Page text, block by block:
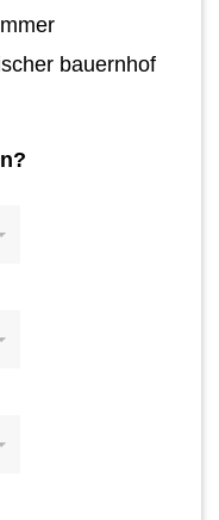
bauernhof